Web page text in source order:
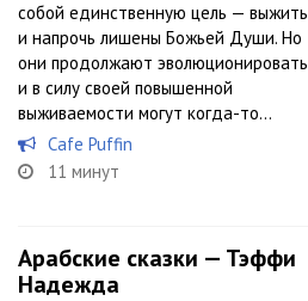
собой единственную цель — выжить
и напрочь лишены Божьей Души. Но
они продолжают эволюционировать
и в силу своей повышенной
выживаемости могут когда-то...
Cafe Puffin
11 минут
Арабские сказки — Тэффи
Надежда